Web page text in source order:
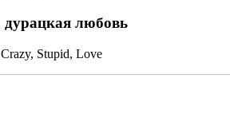
дурацкая любовь
Crazy, Stupid, Love